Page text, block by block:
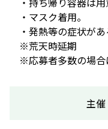
・持ち帰り容器は用
・マスク着用。
・発熱等の症状が
※荒天時延期
※応募者多数の場合
主